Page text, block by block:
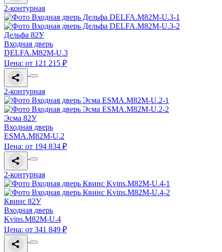
2-контурная
Дельфа 82У
Входная дверь
DELFA.M82M-U.3
Цена: от 121 215 ₽
2-контурная
Эсма 82У
Входная дверь
ESMA.M82M-U.2
Цена: от 194 834 ₽
2-контурная
Квинс 82У
Входная дверь
Kvins.M82M-U.4
Цена: от 341 849 ₽